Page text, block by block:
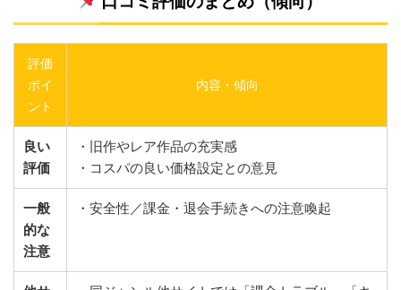
評価
ポイ
ント
内容・傾向
良い
評価
・旧作やレア作品の充実感
・コスパの良い価格設定との意見
一般
的な
注意
・安全性／課金・退会手続きへの注意喚起